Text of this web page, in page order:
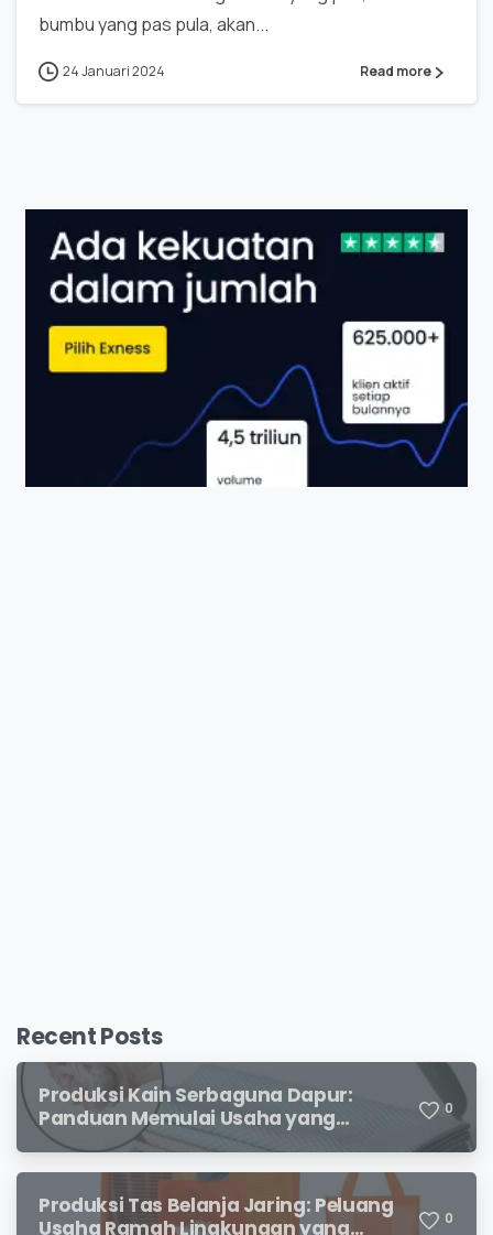
bumbu yang pas pula, akan...
24 Januari 2024 Read more
Recent Posts
Produksi Kain Serbaguna Dapur:
Panduan Memulai Usaha yang
Menjanjikan untuk Pebisnis Pemula
0
Produksi Tas Belanja Jaring: Peluang
Usaha Ramah Lingkungan yang
0